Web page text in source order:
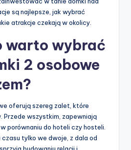
są najlepsze, jak wybrać
atrakcje czekają w okolicy.
warto wybrać
2 osobowe
oferują szereg zalet, które
wszystkim, zapewniają
porównaniu do hoteli czy hosteli.
tylko we dwoje, z dala od